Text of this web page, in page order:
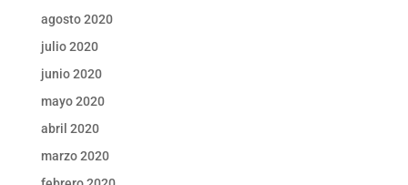
agosto 2020
julio 2020
junio 2020
mayo 2020
abril 2020
marzo 2020